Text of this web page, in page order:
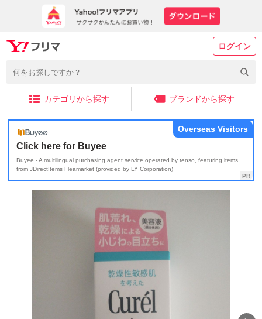
ログイン
カテゴリから探す ブランドから探す
Click here for Buyee
Buyee - A multilingual purchasing agent service operated by tenso, featuring items
from JDirectItems Fleamarket (provided by LY Corporation)
Overseas Visitors